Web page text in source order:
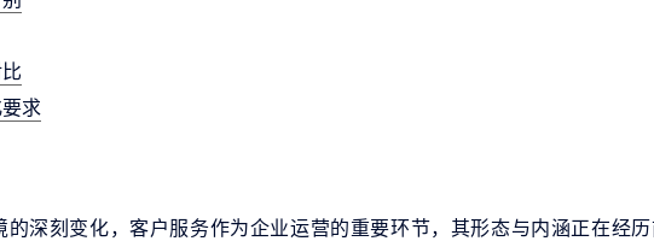
求
深刻变化，客户服务作为企业运营的重要环节，其形态与内涵正在经